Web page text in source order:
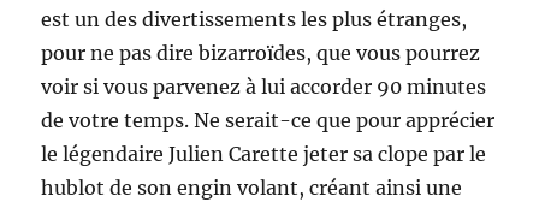
est un des divertissements les plus étranges,
pour ne pas dire bizarroïdes, que vous pourrez
voir si vous parvenez à lui accorder 90 minutes
de votre temps. Ne serait-ce que pour apprécier
le légendaire Julien Carette jeter sa clope par le
hublot de son engin volant, créant ainsi une